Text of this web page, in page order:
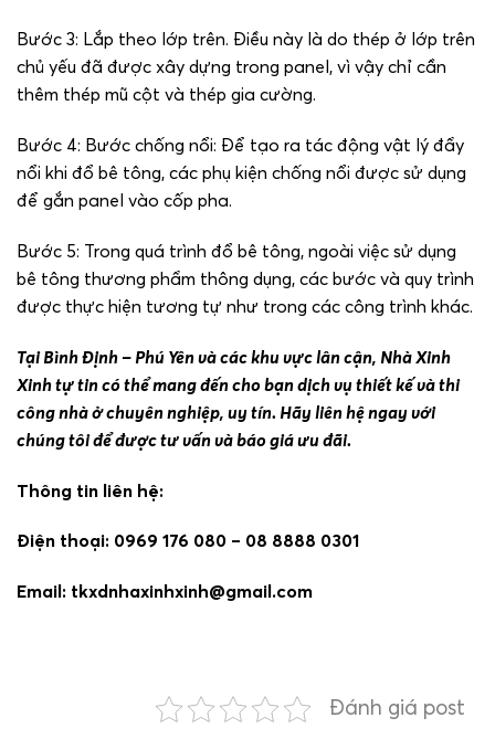
Bước 3: Lắp theo lớp trên. Điều này là do thép ở lớp trên
chủ yếu đã được xây dựng trong panel, vì vậy chỉ cần
thêm thép mũ cột và thép gia cường.
Bước 4: Bước chống nổi: Để tạo ra tác động vật lý đẩy
nổi khi đổ bê tông, các phụ kiện chống nổi được sử dụng
để gắn panel vào cốp pha.
Bước 5: Trong quá trình đổ bê tông, ngoài việc sử dụng
bê tông thương phẩm thông dụng, các bước và quy trình
được thực hiện tương tự như trong các công trình khác.
Tại Bình Định – Phú Yên và các khu vực lân cận, Nhà Xinh
Xinh tự tin có thể mang đến cho bạn dịch vụ thiết kế và thi
công nhà ở chuyên nghiệp, uy tín. Hãy liên hệ ngay với
chúng tôi để được tư vấn và báo giá ưu đãi.
Thông tin liên hệ:
Điện thoại: 0969 176 080 – 08 8888 0301
Email: tkxdnhaxinhxinh@gmail.com
Đánh giá post